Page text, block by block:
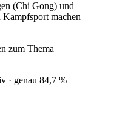
(Chi Gong) und
machen
zum Thema
· genau 84,7 %